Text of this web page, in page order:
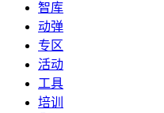
智库
动弹
专区
活动
工具
培训